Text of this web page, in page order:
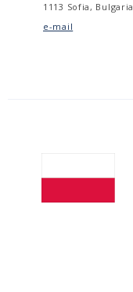
1113 Sofia, Bulgaria
e-mail